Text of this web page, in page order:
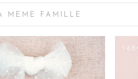
MEME FAMILLE